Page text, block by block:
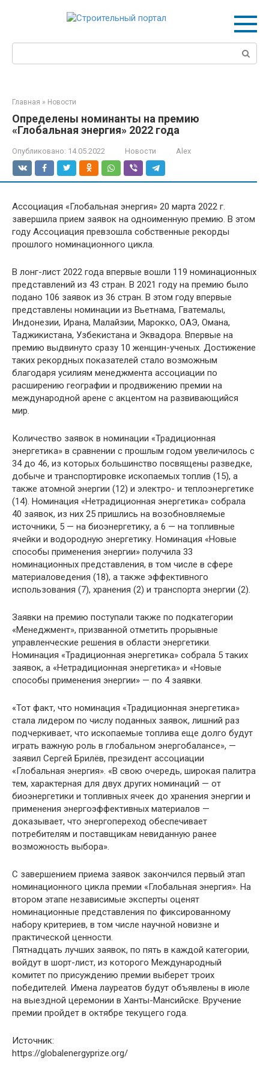
Поиск:
Главная » Новости
Определены номинанты на премию
«Глобальная энергия» 2022 года
Опубликовано: 14.05.2022 Новости Alex
Ассоциация «Глобальная энергия» 20 марта 2022 г.
завершила прием заявок на одноименную премию. В этом
году Ассоциация превзошла собственные рекорды
прошлого номинационного цикла.
В лонг-лист 2022 года впервые вошли 119 номинационных
представлений из 43 стран. В 2021 году на премию было
подано 106 заявок из 36 стран. В этом году впервые
представлены номинации из Вьетнама, Гватемалы,
Индонезии, Ирана, Малайзии, Марокко, ОАЭ, Омана,
Таджикистана, Узбекистана и Эквадора. Впервые на
премию выдвинуто сразу 10 женщин-ученых. Достижение
таких рекордных показателей стало возможным
благодаря усилиям менеджмента ассоциации по
расширению географии и продвижению премии на
международной арене с акцентом на развивающийся
мир.
Количество заявок в номинации «Традиционная
энергетика» в сравнении с прошлым годом увеличилось с
34 до 46, из которых большинство посвящены разведке,
добыче и транспортировке ископаемых топлив (15), а
также атомной энергии (12) и электро- и теплоэнергетике
(14). Номинация «Нетрадиционная энергетика» собрала
40 заявок, из них 25 пришлись на возобновляемые
источники, 5 — на биоэнергетику, а 6 — на топливные
ячейки и водородную энергетику. Номинация «Новые
способы применения энергии» получила 33
номинационных представления, в том числе в сфере
материаловедения (18), а также эффективного
использования (7), хранения (2) и транспорта энергии (2).
Заявки на премию поступали также по подкатегории
«Менеджмент», призванной отметить прорывные
управленческие решения в области энергетики.
Номинация «Традиционная энергетика» собрала 5 таких
заявок, а «Нетрадиционная энергетика» и «Новые
способы применения энергии» — по 4 заявки.
«Тот факт, что номинация «Традиционная энергетика»
стала лидером по числу поданных заявок, лишний раз
подчеркивает, что ископаемые топлива еще долго будут
играть важную роль в глобальном энергобалансе», —
заявил Сергей Брилёв, президент ассоциации
«Глобальная энергия». «В свою очередь, широкая палитра
тем, характерная для двух других номинаций — от
биоэнергетики и топливных ячеек до хранения энергии и
применения энергоэффективных материалов —
доказывает, что энергопереход обеспечивает
потребителям и поставщикам невиданную ранее
возможность выбора».
С завершением приема заявок закончился первый этап
номинационного цикла премии «Глобальная энергия». На
втором этапе независимые эксперты оценят
номинационные представления по фиксированному
набору критериев, в том числе научной новизне и
практической ценности.
Пятнадцать лучших заявок, по пять в каждой категории,
войдут в шорт-лист, из которого Международный
комитет по присуждению премии выберет троих
победителей. Имена лауреатов будут объявлены в июле
на выездной церемонии в Ханты-Мансийске. Вручение
премии пройдет в октябре текущего года.
Источник:
https://globalenergyprize.org/